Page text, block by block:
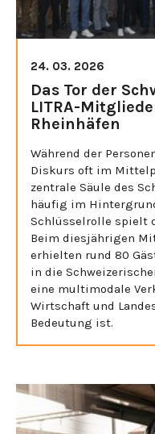
24. 03. 2026
Das Tor der
LITRA-
Rheinhäfen
Während der
Diskurs oft im
zentrale Säule des
häufig im
Schlüsselrolle spielt
Beim diesjährigen
erhielten rund 80
in die
eine multimodale
Wirtschaft und
Bedeutung ist.